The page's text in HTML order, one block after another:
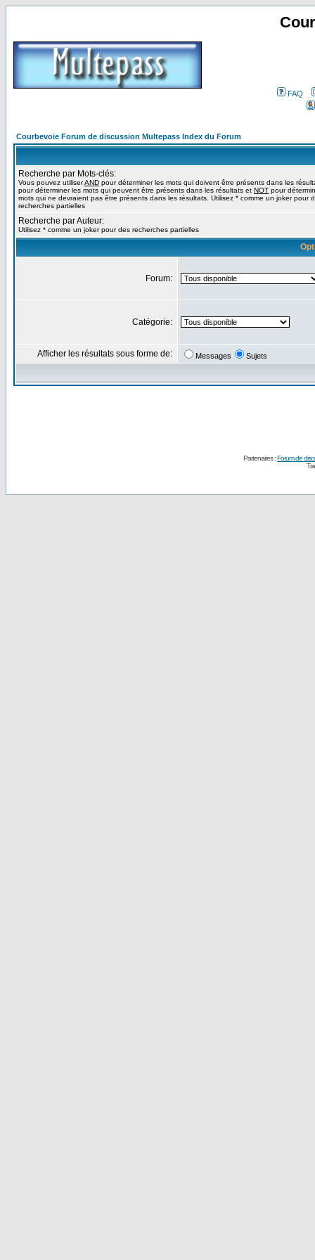
FAQ
Courbevoie Forum de discussion Multepass Index du Forum
Recherche par Mots-clés:
Vous pouvez utiliserAND pour déterminer les mots qui doivent être présents dans les
pour déterminer les mots qui peuvent être présents dans les résultats et NOT pour
mots qui ne devraient pas être présents dans les résultats. Utilisez * comme un joker pour
recherches partielles
Recherche par Auteur:
Utilisez * comme un joker pour des recherches partielles
Forum:
Catégorie:
Afficher les résultats sous forme de: Messages Sujets
Partenaires :Forum de